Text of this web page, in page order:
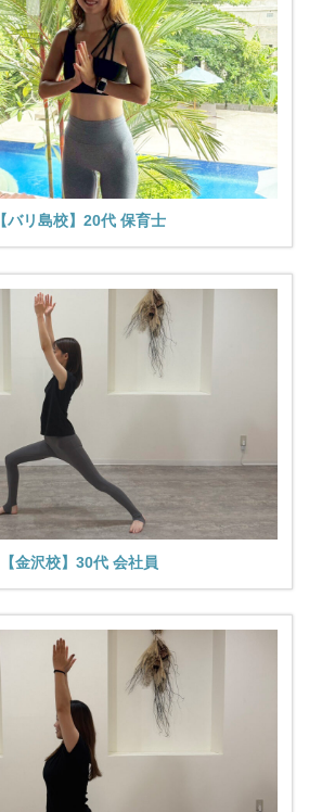
【バリ島校】20代 保育士
【金沢校】30代 会社員